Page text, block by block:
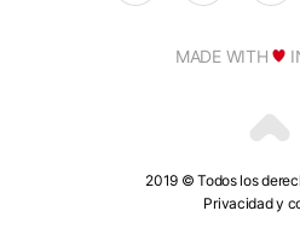
2019 © Todos los
Privacidad y
MADE WITH